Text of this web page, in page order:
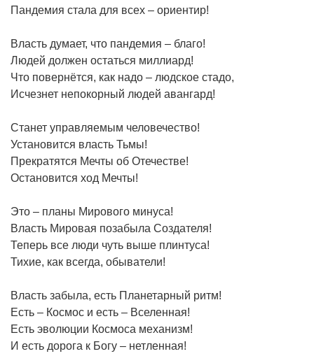
Пандемия стала для всех – ориентир!
Власть думает, что пандемия – благо!
Людей должен остаться миллиард!
Что повернётся, как надо – людское стадо,
Исчезнет непокорный людей авангард!
Станет управляемым человечество!
Установится власть Тьмы!
Прекратятся Мечты об Отечестве!
Остановится ход Мечты!
Это – планы Мирового минуса!
Власть Мировая позабыла Создателя!
Теперь все люди чуть выше плинтуса!
Тихие, как всегда, обыватели!
Власть забыла, есть Планетарный ритм!
Есть – Космос и есть – Вселенная!
Есть эволюции Космоса механизм!
И есть дорога к Богу – нетленная!